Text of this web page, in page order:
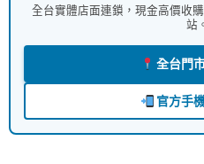
全台實體店面連鎖，現金高價收
站
全台門
官方手